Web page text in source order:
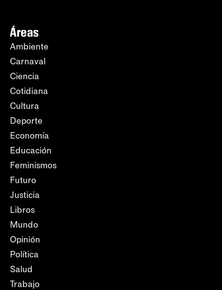
Áreas
Ambiente
Carnaval
Ciencia
Cotidiana
Cultura
Deporte
Economía
Educación
Feminismos
Futuro
Justicia
Libros
Mundo
Opinión
Política
Salud
Trabajo